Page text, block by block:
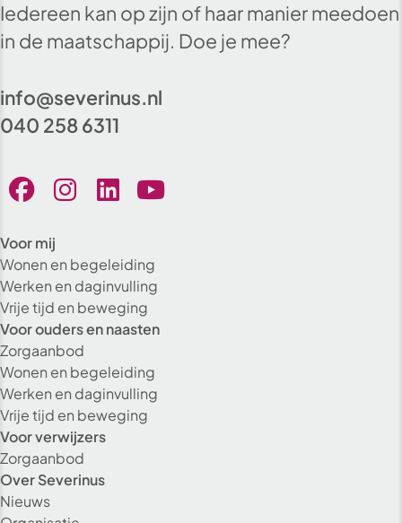
Iedereen kan op zijn of haar manier meedoen
in de maatschappij. Doe je mee?
info@severinus.nl
040 258 6311
Voor mij
Wonen en begeleiding
Werken en daginvulling
Vrije tijd en beweging
Voor ouders en naasten
Zorgaanbod
Wonen en begeleiding
Werken en daginvulling
Vrije tijd en beweging
Voor verwijzers
Zorgaanbod
Over Severinus
Nieuws